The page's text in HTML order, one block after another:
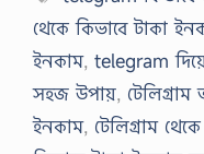
থেকে কিভাবে টাকা
ইনকাম, telegram
সহজ উপায়,
ইনকাম, টেলিগ্রাম